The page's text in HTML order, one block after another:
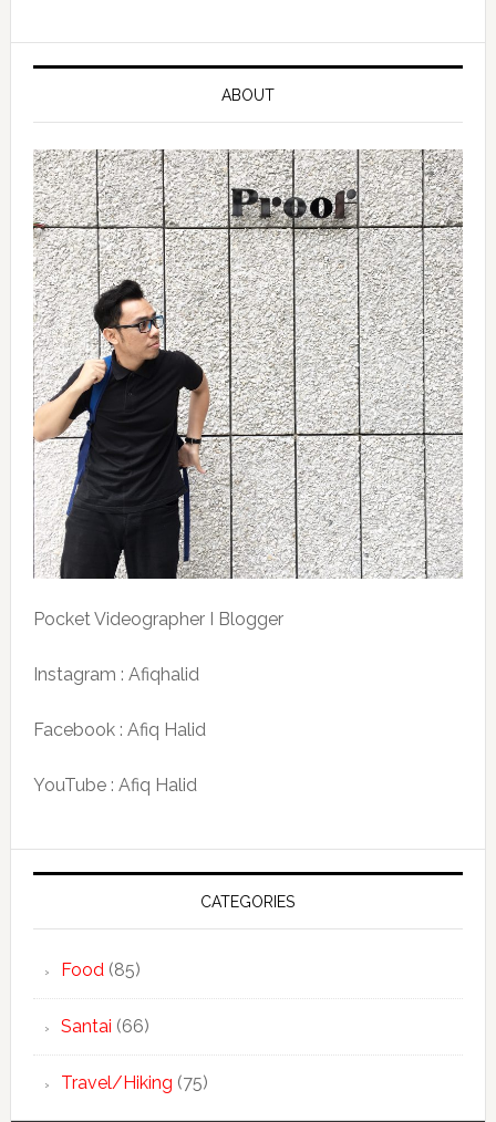
ABOUT
Pocket Videographer I Blogger
Instagram : Afiqhalid
Facebook : Afiq Halid
YouTube : Afiq Halid
CATEGORIES
Food(85)
Santai (66)
Travel/Hiking (75)